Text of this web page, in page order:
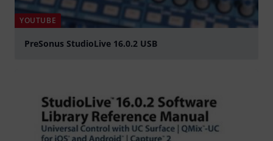
YOUTUBE
PreSonus StudioLive 16.0.2 USB